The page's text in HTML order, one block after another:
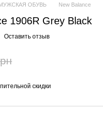
ОБУВЬ New Balance
1906R Grey Black
Оставить отзыв
скидки